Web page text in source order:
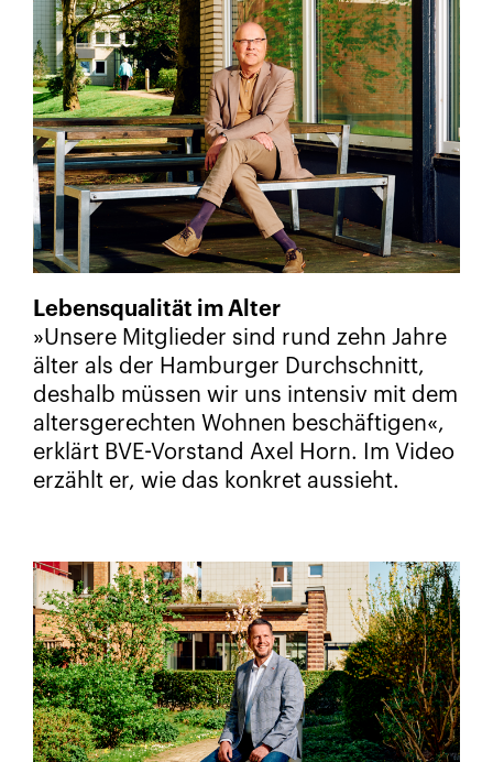
Lebensqualität im Alter
»Unsere Mitglieder sind rund zehn Jahre
älter als der Hamburger Durchschnitt,
deshalb müssen wir uns intensiv mit dem
altersgerechten Wohnen beschäftigen«,
erklärt BVE-Vorstand Axel Horn. Im Video
erzählt er, wie das konkret aussieht.